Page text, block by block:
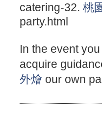
catering-32. 桃
party.html
In the event
acquire
外燴 our own